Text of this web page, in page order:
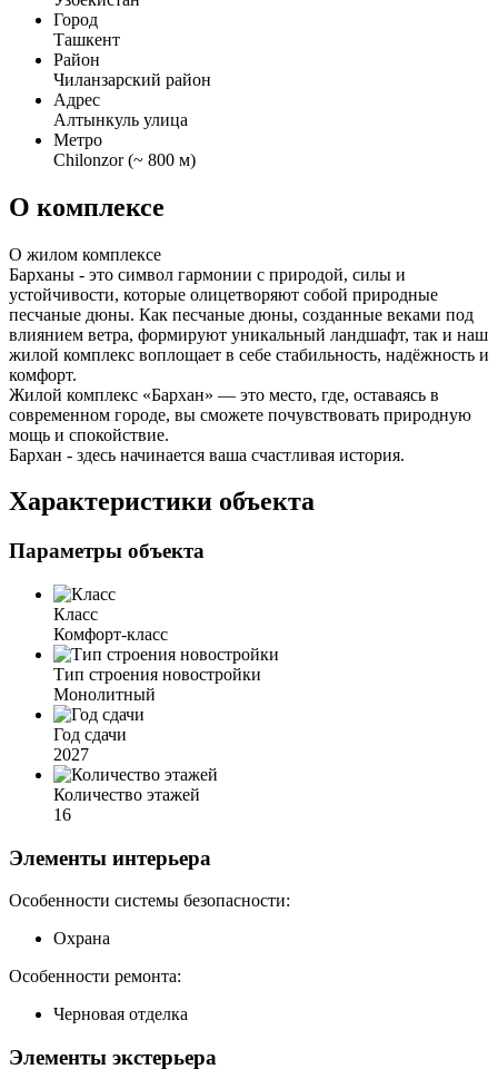
Город
Ташкент
Район
Чиланзарский район
Адрес
Алтынкуль улица
Метро
Chilonzor (~ 800 м)
О комплексе
О жилом комплексе
Барханы - это символ гармонии с природой, силы и
устойчивости, которые олицетворяют собой природные
песчаные дюны. Как песчаные дюны, созданные веками под
влиянием ветра, формируют уникальный ландшафт, так и наш
жилой комплекс воплощает в себе стабильность, надёжность и
комфорт.
Жилой комплекс «Бархан» — это место, где, оставаясь в
современном городе, вы сможете почувствовать природную
мощь и спокойствие.
Бархан - здесь начинается ваша счастливая история.
Характеристики объекта
Параметры объекта
Класс
Комфорт-класс
Тип строения новостройки
Монолитный
Год сдачи
2027
Количество этажей
16
Элементы интерьера
Особенности системы безопасности:
Охрана
Особенности ремонта:
Черновая отделка
Элементы экстерьера